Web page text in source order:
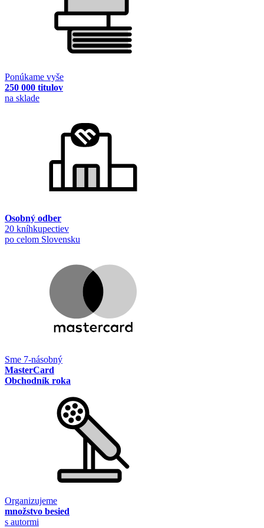
Ponúkame vyše
250 000 titulov
na sklade
Osobný odber
20 kníhkupectiev
po celom Slovensku
Sme 7-násobný
MasterCard
Obchodník roka
Organizujeme
množstvo besied
s autormi